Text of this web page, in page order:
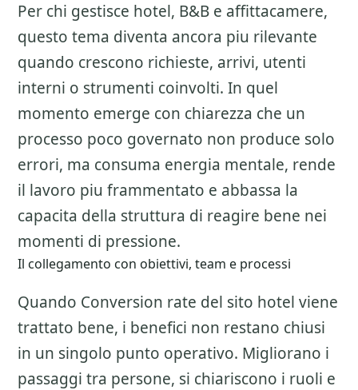
Per chi gestisce hotel, B&B e affittacamere,
questo tema diventa ancora piu rilevante
quando crescono richieste, arrivi, utenti
interni o strumenti coinvolti. In quel
momento emerge con chiarezza che un
processo poco governato non produce solo
errori, ma consuma energia mentale, rende
il lavoro piu frammentato e abbassa la
capacita della struttura di reagire bene nei
momenti di pressione.
Il collegamento con obiettivi, team e processi
Quando Conversion rate del sito hotel viene
trattato bene, i benefici non restano chiusi
in un singolo punto operativo. Migliorano i
passaggi tra persone, si chiariscono i ruoli e